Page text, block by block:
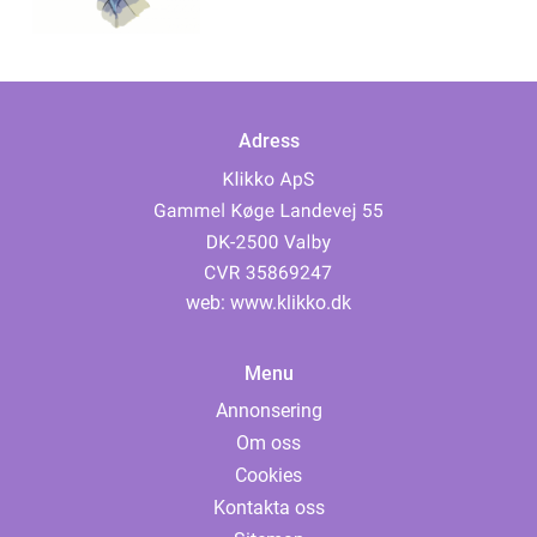
Adress
web: www.klikko.dk
Menu
Annonsering
Om oss
Cookies
Kontakta oss